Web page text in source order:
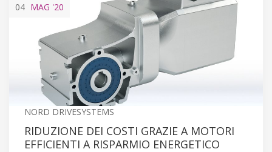
04 MAG '20
NORD DRIVESYSTEMS
RIDUZIONE DEI COSTI GRAZIE A MOTORI
EFFICIENTI A RISPARMIO ENERGETICO